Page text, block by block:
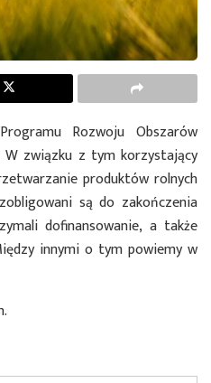
Rozwoju Obszarów
związku z tym korzystający
produktów rolnych
są do zakończenia
dofinansowanie, a także
innymi o tym powiemy w